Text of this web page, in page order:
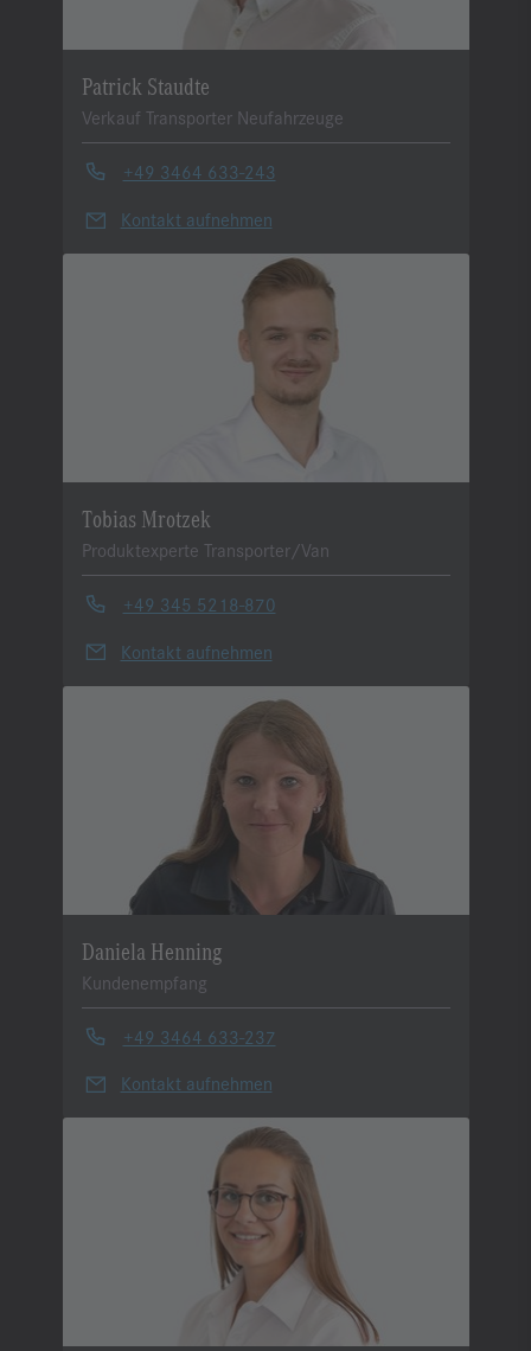
Patrick Staudte
Verkauf Transporter Neufahrzeuge
+49 3464 633-243
Kontakt aufnehmen
Tobias Mrotzek
Produktexperte Transporter/Van
+49 345 5218-870
Kontakt aufnehmen
Daniela Henning
Kundenempfang
+49 3464 633-237
Kontakt aufnehmen